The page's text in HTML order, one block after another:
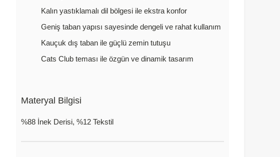
Kalın yastıklamalı dil bölgesi ile ekstra konfor
Geniş taban yapısı sayesinde dengeli ve rahat kullanım
Kauçuk dış taban ile güçlü zemin tutuşu
Cats Club teması ile özgün ve dinamik tasarım
Materyal Bilgisi
%88 İnek Derisi, %12 Tekstil